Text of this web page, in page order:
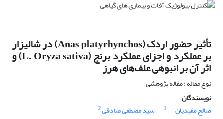
تأثیر حضور اردک (Anas platyrhynchos) در شالیزار
بر عملکرد و اجزای عملکرد برنج (L. Oryza sativa) و
اثر آن بر انبوهی علف‌های هرز
نوع مقاله : مقاله پژوهشی
نویسندگان
صالح مفیدیان
1 سید مصطفی صادقی2